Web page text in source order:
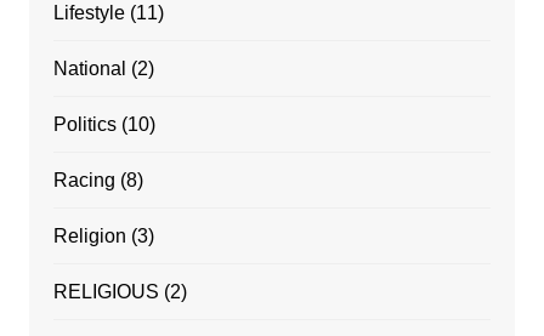
Lifestyle(11)
National (2)
Politics(10)
Racing (8)
Religion (3)
RELIGIOUS (2)